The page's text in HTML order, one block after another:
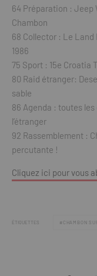
64 Préparation : Jeep
Chambon
68 Collector : Le Land
1986
75 Sport : 15e Croatia
80 Raid étranger:
sable
86 Agenda : toutes
l’étranger
92 Rassemblement :
percutante !
Cliquez ici pour vous
ÉTIQUETTES CHAMBON